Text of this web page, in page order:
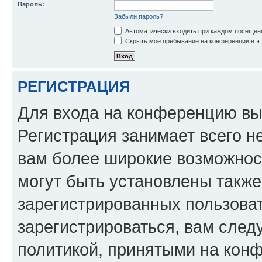
Пароль:
Забыли пароль?
Автоматически входить при каждом
Скрыть моё пребывание на конференции в
РЕГИСТРАЦИЯ
Для входа на конференцию
Регистрация занимает всего
вам более широкие
могут быть установлены
зарегистрированных
зарегистрироваться, вам
политикой, принятыми на